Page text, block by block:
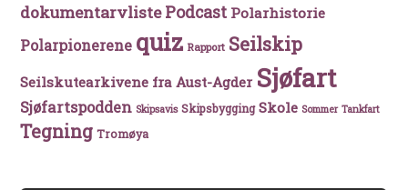
dokumentarvlistePodcast Polarhistorie
Polarpionerene quiz Rapport Seilskip
Seilskutearkivene fra Aust-Agder Sjøfart
Sjøfartspodden Skipsavis Skipsbygging Skole Sommer Tankfart
Tegning Tromøya